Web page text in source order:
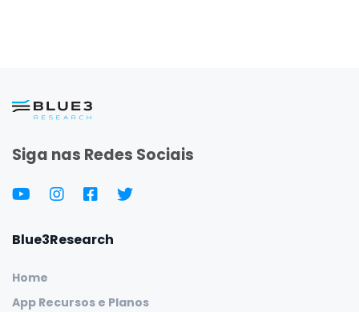
Siga nas Redes Sociais
Blue3Research
Home
App Recursos e Planos